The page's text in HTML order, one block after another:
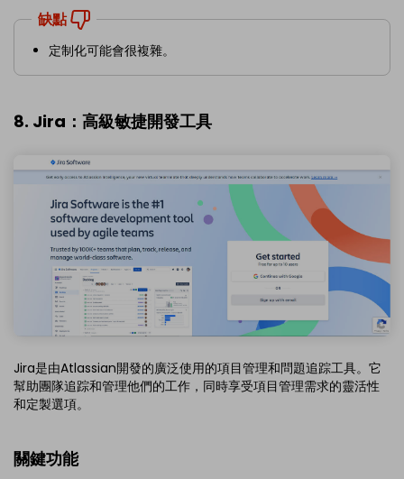
缺點
定制化可能會很複雜。
8. Jira：高級敏捷開發工具
Jira是由Atlassian開發的廣泛使用的項目管理和問題追踪工具。它
幫助團隊追踪和管理他們的工作，同時享受項目管理需求的靈活性
和定製選項。
關鍵功能